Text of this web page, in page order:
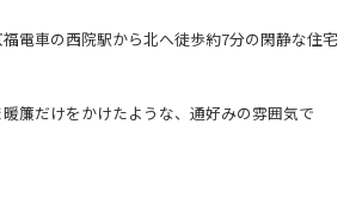
電車の西院駅から北へ徒歩約7分の閑静な住宅
簾だけをかけたような、通好みの雰囲気で